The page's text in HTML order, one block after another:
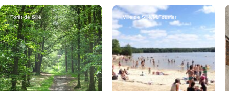
Forêt de Sillé Ville de Sillé/M.Fourrier